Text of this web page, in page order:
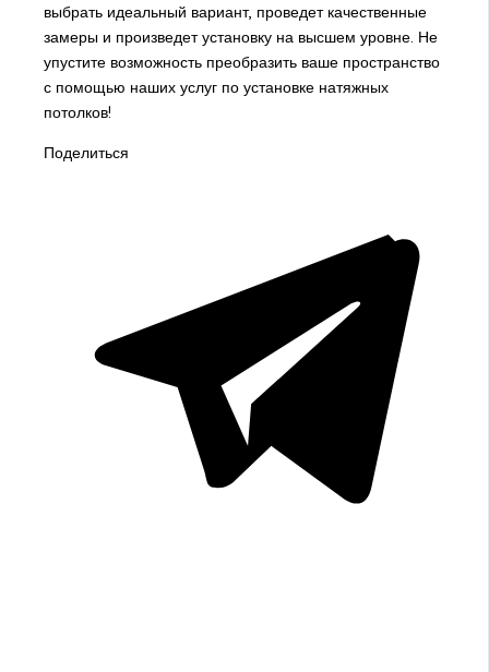
выбрать идеальный вариант, проведет качественные
замеры и произведет установку на высшем уровне. Не
упустите возможность преобразить ваше пространство
с помощью наших услуг по установке натяжных
потолков!
Поделиться